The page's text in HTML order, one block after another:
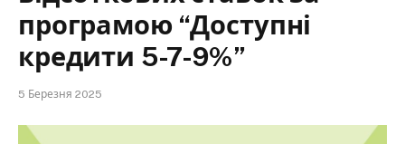
програмою “Доступні
кредити 5-7-9%”
5 Березня 2025